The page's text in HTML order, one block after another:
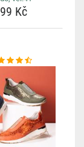
Kč